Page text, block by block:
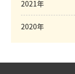
2021年
2020年